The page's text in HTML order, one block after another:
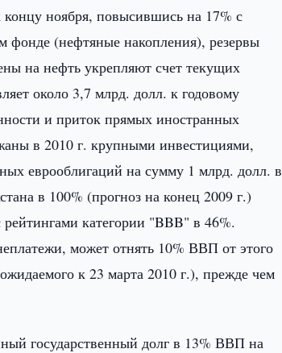
концу ноября, повысившись на 17% с
фонде (нефтяные накопления), резервы
на нефть укрепляют счет текущих
около 3,7 млрд. долл. к годовому
и приток прямых иностранных
в 2010 г. крупными инвестициями,
еврооблигаций на сумму 1 млрд. долл. в
в 100% (прогноз на конец 2009 г.)
категории "BBB" в 46%.
может отнять 10% ВВП от этого
к 23 марта 2010 г.), прежде чем
государственный долг в 13% ВВП на